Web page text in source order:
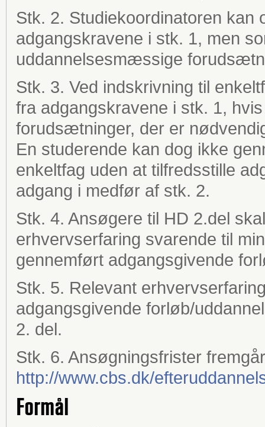
Stk. 2. Studiekoordinatoren kan
adgangskravene i stk. 1, men
uddannelsesmæssige
Stk. 3. Ved indskrivning til
fra adgangskravene i stk. 1,
forudsætninger, der er
En studerende kan dog ikke
enkeltfag uden at tilfredsstille
adgang i medfør af stk. 2.
Stk. 4. Ansøgere til HD 2.del
erhvervserfaring svarende til
gennemført adgangsgivende
Stk. 5. Relevant
adgangsgivende forløb/
2. del.
Stk. 6. Ansøgningsfrister
http://www.cbs.dk/
Formål